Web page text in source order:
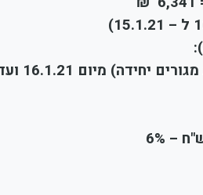
בהתאם להוראות סעיף 9(ג1ג)(1). לחוק רוכש של דירת מגורים (שאינה דירת